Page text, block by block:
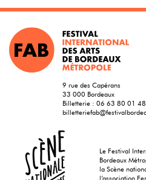
9 rue des Capérans
33 000 Bordeaux
Billetterie : 06 63 80 01 48
Le Festival
Bordeaux
la Scène
l’association